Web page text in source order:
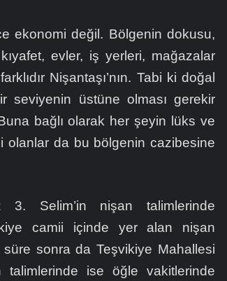
ekonomi değil. Bölgenin dokusu,
kıyafet, evler, iş yerleri, mağazalar
Nişantaşı’nın. Tabi ki doğal
seviyenin üstüne olması gerekir
bağlı olarak her şeyin lüks ve
olanlar da bu bölgenin cazibesine
3. Selim’in nişan talimlerinde
camii içinde yer alan nişan
süre sonra da Teşvikiye Mahallesi
talimlerinde ise öğle vakitlerinde